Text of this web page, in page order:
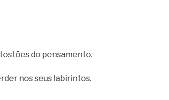
do pensamento.
nos seus labirintos.